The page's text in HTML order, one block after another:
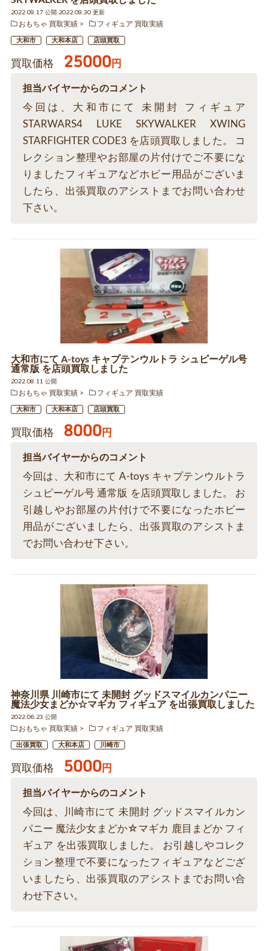
2022.09.17 公開 2022.09.30 更新
おもちゃ 買取実績
フィギュア 買取実績
大和市 大和本店 店頭買取
買取価格 25000円
担当バイヤーからのコメント
今回は、大和市にて 未開封 フィギュア
STARWARS4 LUKE SKYWALKER XWING
STARFIGHTER CODE3 を店頭買取しました。 コ
レクション整理やお部屋の片付けでご不要にな
りましたフィギュアなどホビー用品がございま
したら、出張買取のアシストまでお問い合わせ
下さい。
大和市にて A-toys キャプテンウルトラ シュピーゲル号
通常版 を店頭買取しました
2022.08.11 公開
おもちゃ 買取実績
フィギュア 買取実績
大和市 大和本店 店頭買取
買取価格 8000円
担当バイヤーからのコメント
今回は、大和市にて A-toys キャプテンウルトラ
シュピーゲル号 通常版 を店頭買取しました。 お
引越しやお部屋の片付けで不要になったホビー
用品がございましたら、出張買取のアシストま
でお問い合わせ下さい。
神奈川県 川崎市にて 未開封 グッドスマイルカンパニー
魔法少女まどか☆マギカ フィギュア を出張買取しました
2022.06.23 公開
おもちゃ 買取実績
フィギュア 買取実績
出張買取 大和本店 川崎市
買取価格 5000円
担当バイヤーからのコメント
今回は、川崎市にて 未開封 グッドスマイルカン
パニー 魔法少女まどか☆マギカ 鹿目まどか フィ
ギュア を出張買取しました。 お引越しやコレク
ション整理で不要になったフィギュアなどござ
いましたら、出張買取のアシストまでお問い合
わせ下さい。